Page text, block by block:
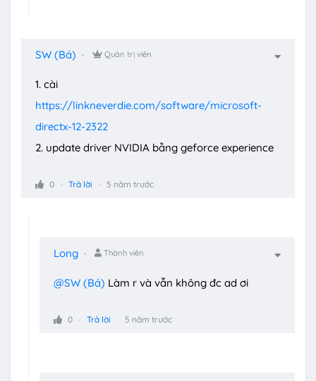
SW (Bá) Quản trị viên
1. cài
https://linkneverdie.com/software/microsoft-
directx-12-2322
2. update driver NVIDIA bằng geforce experience
0 Trả lời 5 năm trước
Long Thành viên
@SW (Bá) Làm r và vẫn không đc ad ơi
0 Trả lời 5 năm trước